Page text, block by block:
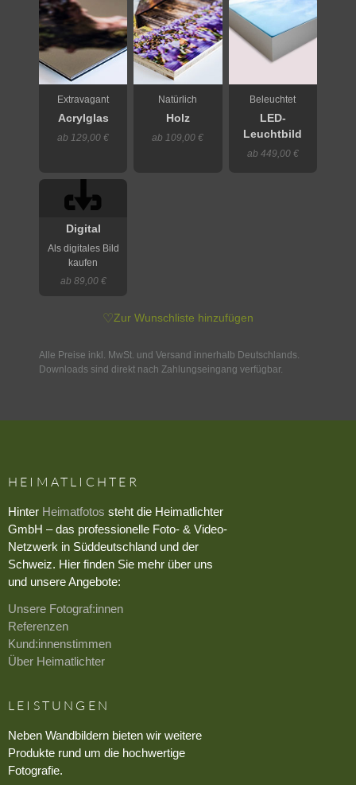
Extravagant
Acrylglas
ab 129,00 €
Natürlich
Holz
ab 109,00 €
Beleuchtet
LED-
Leuchtbild
ab 449,00 €
Digital
Als digitales Bild
kaufen
ab 89,00 €
♡Zur Wunschliste hinzufügen
Alle Preise inkl. MwSt. und Versand innerhalb Deutschlands.
Downloads sind direkt nach Zahlungseingang verfügbar.
HEIMATLICHTER
Hinter Heimatfotos steht die Heimatlichter
GmbH – das professionelle Foto- & Video-
Netzwerk in Süddeutschland und der
Schweiz. Hier finden Sie mehr über uns
und unsere Angebote:
Unsere Fotograf:innen
Referenzen
Kund:innenstimmen
Über Heimatlichter
LEISTUNGEN
Neben Wandbildern bieten wir weitere
Produkte rund um die hochwertige
Fotografie.